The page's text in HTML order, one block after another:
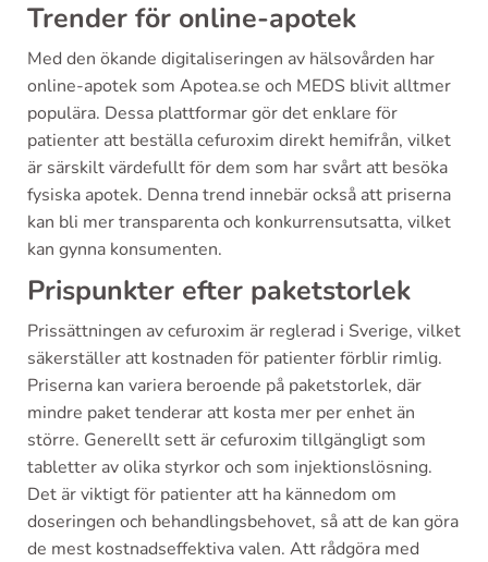
Trender för online-apotek
Med den ökande digitaliseringen av hälsovården har
online-apotek som Apotea.se och MEDS blivit alltmer
populära. Dessa plattformar gör det enklare för
patienter att beställa cefuroxim direkt hemifrån, vilket
är särskilt värdefullt för dem som har svårt att besöka
fysiska apotek. Denna trend innebär också att priserna
kan bli mer transparenta och konkurrensutsatta, vilket
kan gynna konsumenten.
Prispunkter efter paketstorlek
Prissättningen av cefuroxim är reglerad i Sverige, vilket
säkerställer att kostnaden för patienter förblir rimlig.
Priserna kan variera beroende på paketstorlek, där
mindre paket tenderar att kosta mer per enhet än
större. Generellt sett är cefuroxim tillgängligt som
tabletter av olika styrkor och som injektionslösning.
Det är viktigt för patienter att ha kännedom om
doseringen och behandlingsbehovet, så att de kan göra
de mest kostnadseffektiva valen. Att rådgöra med